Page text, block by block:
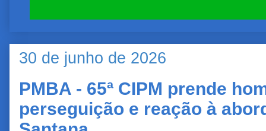
30 de junho de 2026
PMBA - 65ª CIPM prende
perseguição e reação à